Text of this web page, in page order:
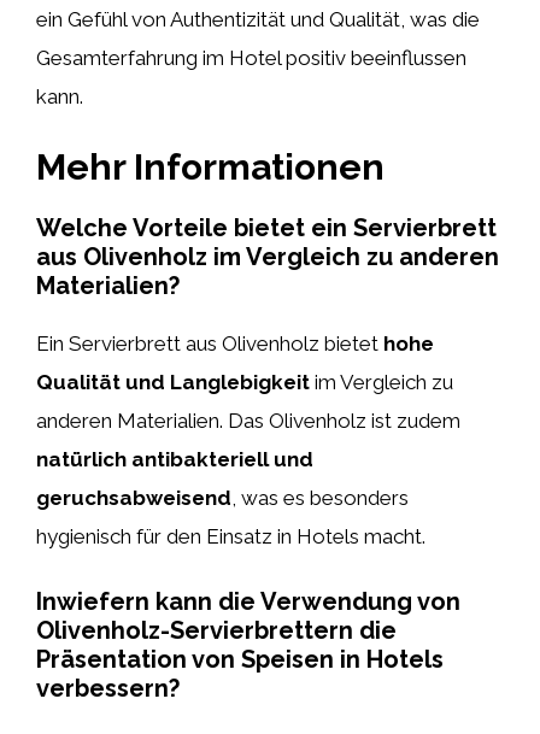
ein Gefühl von Authentizität und Qualität, was die
Gesamterfahrung im Hotel positiv beeinflussen
kann.
Mehr Informationen
Welche Vorteile bietet ein Servierbrett
aus Olivenholz im Vergleich zu anderen
Materialien?
Ein Servierbrett aus Olivenholz bietet hohe
Qualität und Langlebigkeit im Vergleich zu
anderen Materialien. Das Olivenholz ist zudem
natürlich antibakteriell und
geruchsabweisend, was es besonders
hygienisch für den Einsatz in Hotels macht.
Inwiefern kann die Verwendung von
Olivenholz-Servierbrettern die
Präsentation von Speisen in Hotels
verbessern?